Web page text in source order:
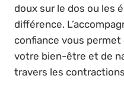
doux sur le dos ou les
différence.
confiance vous
votre bien-être et de
travers les